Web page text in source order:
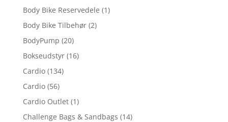
Body Bike Reservedele (1)
Body Bike Tilbehør (2)
BodyPump (20)
Bokseudstyr (16)
Cardio (134)
Cardio (56)
Cardio Outlet (1)
Challenge Bags & Sandbags (14)